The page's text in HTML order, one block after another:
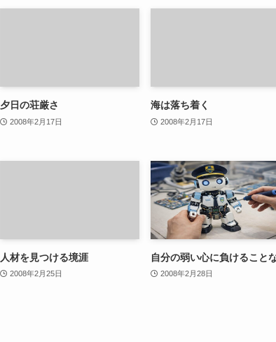
夕日の荘厳さ
2008年2月17日
海は落ち着く
2008年2月17日
人材を見つける境涯
2008年2月25日
自分の弱い心に負けること
2008年2月28日